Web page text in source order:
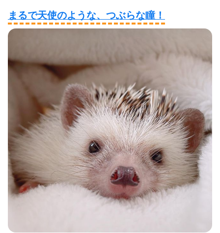
まるで天使のような、つぶらな瞳！